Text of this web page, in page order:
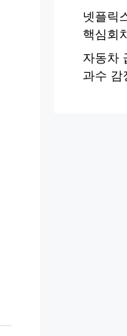
넷플릭
핵심회
자동차
과수 감